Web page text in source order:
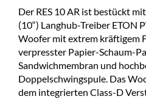
Der RES 10 AR ist bestückt
(10“) Langhub-Treiber ETON
Woofer mit extrem kräftigem
verpresster Papier-Schaum-
Sandwichmembran und
Doppelschwingspule. Das
dem integrierten Class-D